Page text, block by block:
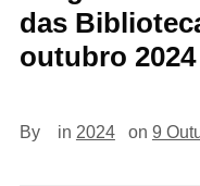
das
outubro 2024
By in 2024 on 9